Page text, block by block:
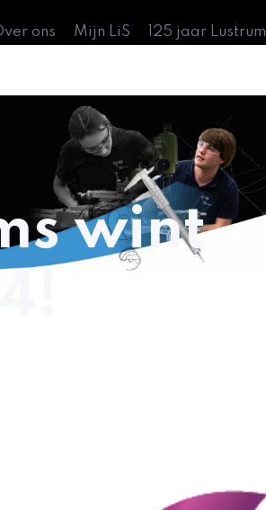
ons Mijn LiS 125 jaar Lustrum
wint